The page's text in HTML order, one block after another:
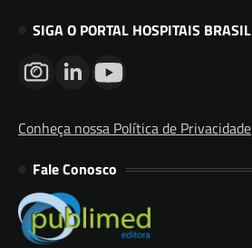
SIGA O PORTAL HOSPITAIS BRASIL
Conheça nossa Política de Privacidade
Fale Conosco